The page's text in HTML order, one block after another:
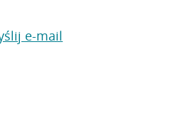
e-mail